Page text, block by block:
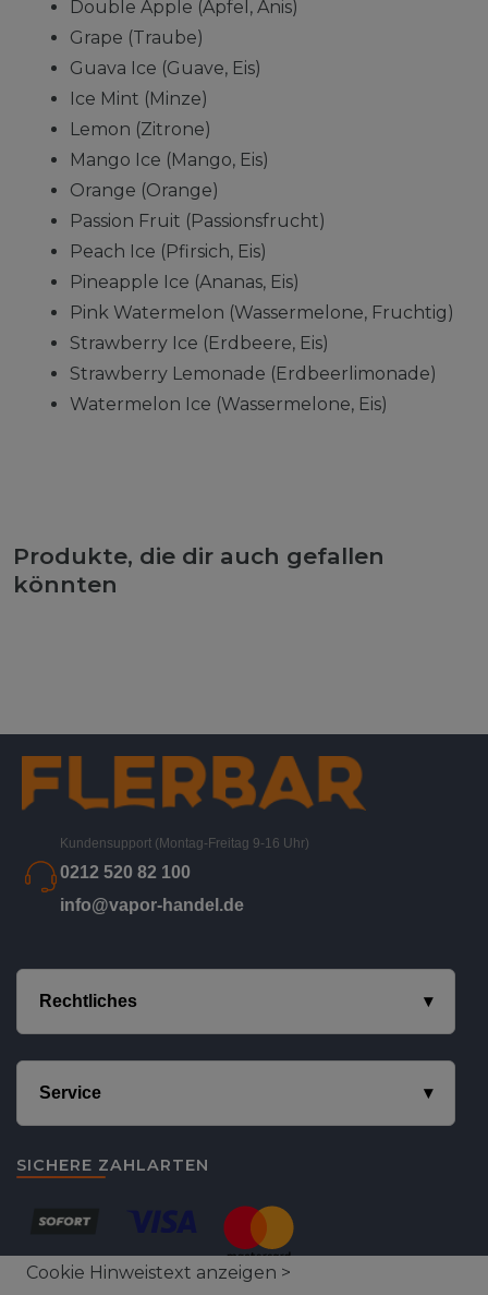
Double Apple (Apfel, Anis)
Grape (Traube)
Guava Ice (Guave, Eis)
Ice Mint (Minze)
Lemon (Zitrone)
Mango Ice (Mango, Eis)
Orange (Orange)
Passion Fruit (Passionsfrucht)
Peach Ice (Pfirsich, Eis)
Pineapple Ice (Ananas, Eis)
Pink Watermelon (Wassermelone, Fruchtig)
Strawberry Ice (Erdbeere, Eis)
Strawberry Lemonade (Erdbeerlimonade)
Watermelon Ice (Wassermelone, Eis)
Produkte, die dir auch gefallen
könnten
Kundensupport (Montag-Freitag 9-16 Uhr)
0212 520 82 100
info@vapor-handel.de
Rechtliches
Service
SICHERE ZAHLARTEN
Cookie Hinweistext anzeigen >